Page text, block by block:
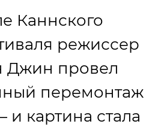
Каннского
режиссер
Джин провел
перемонтаж
картина стала